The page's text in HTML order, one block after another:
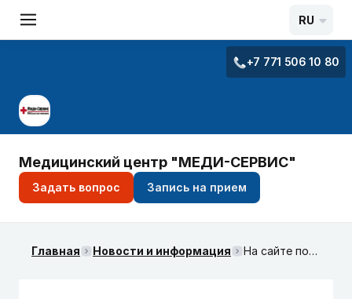
RU
+7 771 506 10 80
Медицинский центр "МЕДИ-СЕРВИС"
Задать вопрос Запись на прием
Главная Новости и информация На сайте появился раздел "Информация для застрахованных"